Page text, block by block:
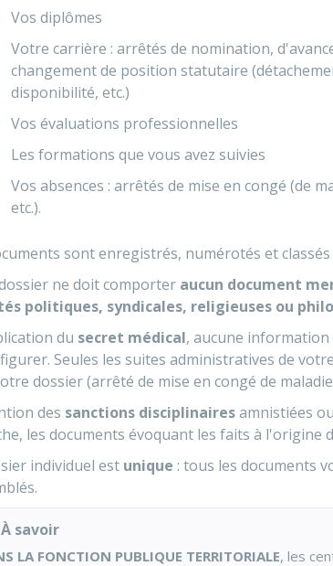
Vos diplômes
Votre carrière : arrêtés de nomination,
changement de position statutaire
disponibilité, etc.)
Vos évaluations professionnelles
Les formations que vous avez suivies
Vos absences : arrêtés de mise en congé (de
etc.).
sont enregistrés, numérotés et
ne doit comporter aucun document
politiques, syndicales, religieuses ou
du secret médical, aucune
Seules les suites administratives de
dossier (arrêté de mise en congé de
des sanctions disciplinairesamnistiées ou
les documents évoquant les faits à l'origine
individuel est unique : tous les documents
À savoir
LA FONCTION PUBLIQUE TERRITORIALE, les